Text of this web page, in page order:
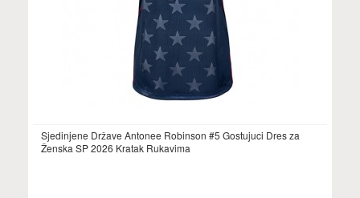
Sjedinjene Države Antonee Robinson #5 Gostujuci Dres za
Ženska SP 2026 Kratak Rukavima